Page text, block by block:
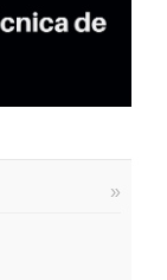
»